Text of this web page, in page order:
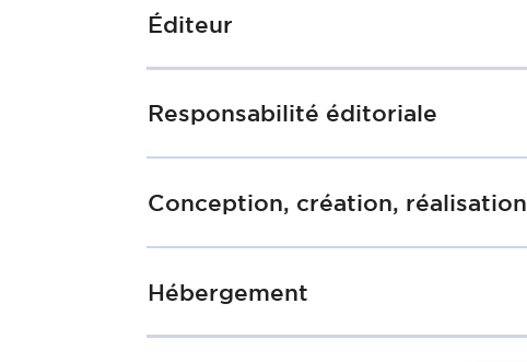
Éditeur
Responsabilité éditoriale
Conception, création, réalisation
Hébergement